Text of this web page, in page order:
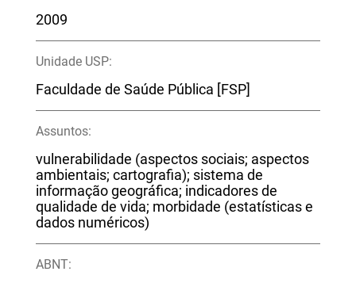
2009
Unidade USP:
Faculdade de Saúde Pública [FSP]
Assuntos:
vulnerabilidade (aspectos sociais; aspectos
ambientais; cartografia); sistema de
informação geográfica; indicadores de
qualidade de vida; morbidade (estatísticas e
dados numéricos)
ABNT: